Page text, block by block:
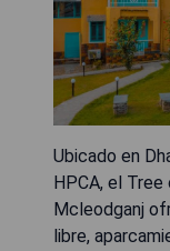
Ubicado en
HPCA, el
Mcleodganj
libre,